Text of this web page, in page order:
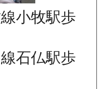
小牧駅歩
石仏駅歩